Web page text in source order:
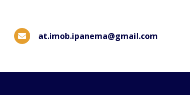
WhatsApp
at.imob.ipanema@gmail.com